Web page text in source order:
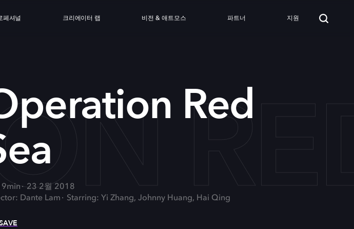
페셔널 크리에이터 랩 비전 & 애트모스 파트너 지원
Red
23 2월 2018
Dante Lam
Starring: Yi Zhang, Johnny Huang, Hai Qing